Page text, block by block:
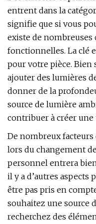
entrent dans la
signifie que si vous
existe de
fonctionnelles. La clé
pour votre pièce. Bien
ajouter des lumières
donner de la
source de lumière
contribuer à créer
De nombreux
lors du changement
personnel entrera
il y a d’autres aspects
être pas pris en
souhaitez une source
recherchez des